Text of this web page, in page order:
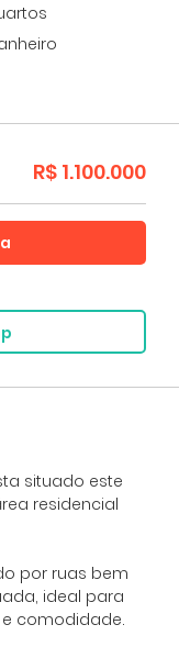
R$ 1.100.000
situado este
residencial
por ruas bem
ideal para
comodidade.